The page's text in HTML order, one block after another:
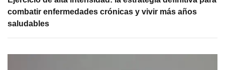
combatir enfermedades crónicas y vivir más años
saludables